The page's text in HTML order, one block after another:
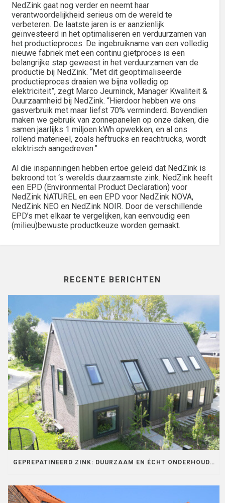
NedZink gaat nog verder en neemt haar
verantwoordelijkheid serieus om de wereld te
verbeteren. De laatste jaren is er aanzienlijk
geïnvesteerd in het optimaliseren en verduurzamen van
het productieproces. De ingebruikname van een volledig
nieuwe fabriek met een continu gietproces is een
belangrijke stap geweest in het verduurzamen van de
productie bij NedZink. “Met dit geoptimaliseerde
productieproces draaien we bijna volledig op
elektriciteit”, zegt Marco Jeurninck, Manager Kwaliteit &
Duurzaamheid bij NedZink. “Hierdoor hebben we ons
gasverbruik met maar liefst 70% verminderd. Bovendien
maken we gebruik van zonnepanelen op onze daken, die
samen jaarlijks 1 miljoen kWh opwekken, en al ons
rollend materieel, zoals heftrucks en reachtrucks, wordt
elektrisch aangedreven.”
Al die inspanningen hebben ertoe geleid dat NedZink is
bekroond tot ‘s werelds duurzaamste zink. NedZink heeft
een EPD (Environmental Product Declaration) voor
NedZink NATUREL en een EPD voor NedZink NOVA,
NedZink NEO en NedZink NOIR. Door de verschillende
EPD’s met elkaar te vergelijken, kan eenvoudig een
(milieu)bewuste productkeuze worden gemaakt.
RECENTE BERICHTEN
GEPREPATINEERD ZINK: DUURZAAM EN ÉCHT ONDERHOUDSVRIJ!